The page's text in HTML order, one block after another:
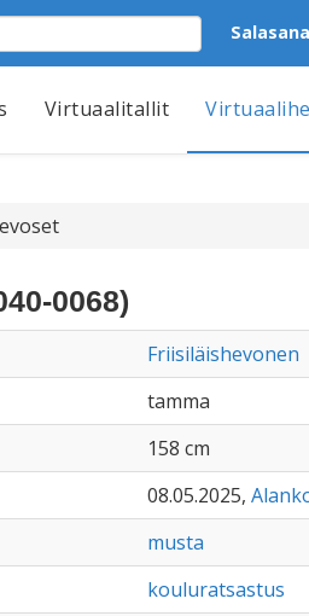
Salasana
Virtuaalitallit
0068)
Friisiläishevonen
tamma
158 cm
08.05.2025,
musta
kouluratsastus